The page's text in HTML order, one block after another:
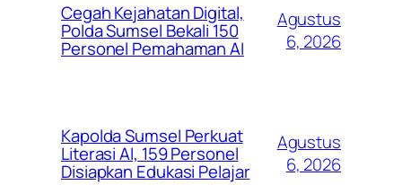
Cegah Kejahatan Digital,
Polda Sumsel Bekali 150
Personel Pemahaman AI
Agustus
6, 2026
Kapolda Sumsel Perkuat
Literasi AI, 159 Personel
Disiapkan Edukasi Pelajar
Agustus
6, 2026